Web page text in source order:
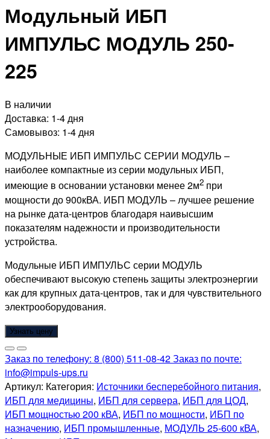
Модульный ИБП
ИМПУЛЬС МОДУЛЬ 250-
225
В наличии
Доставка: 1-4 дня
Самовывоз: 1-4 дня
МОДУЛЬНЫЕ ИБП ИМПУЛЬС СЕРИИ МОДУЛЬ –
наиболее компактные из серии модульных ИБП,
имеющие в основании установки менее 2м2 при
мощности до 900кВА. ИБП МОДУЛЬ – лучшее решение
на рынке дата-центров благодаря наивысшим
показателям надежности и производительности
устройства.
Модульные ИБП ИМПУЛЬС серии МОДУЛЬ
обеспечивают высокую степень защиты электроэнергии
как для крупных дата-центров, так и для чувствительного
электрооборудования.
Узнать цену
Заказ по телефону: 8 (800) 511-08-42Заказ по почте:
info@impuls-ups.ru
Артикул: Категория: Источники бесперебойного питания,
ИБП для медицины, ИБП для сервера, ИБП для ЦОД,
ИБП мощностью 200 кВА, ИБП по мощности, ИБП по
назначению, ИБП промышленные, МОДУЛЬ 25-600 кВА,